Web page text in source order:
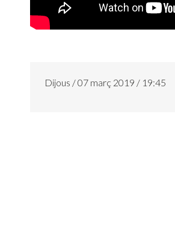
Dijous / 07 març 2019 / 19:45